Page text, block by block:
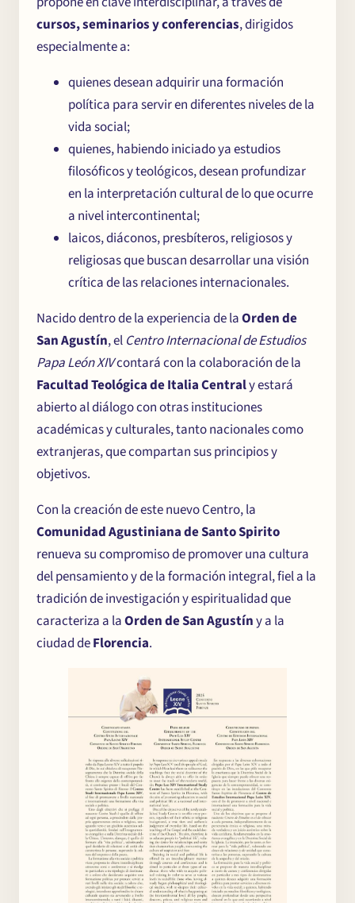
El Centro
Seminarios y
Conferencias
Noticias
Partecipa
Contacto
cursos, seminarios y conferencias, dirigidos
especialmente a:
quienes desean adquirir una formación
política para servir en diferentes niveles de la
vida social;
quienes, habiendo iniciado ya estudios
filosóficos y teológicos, desean profundizar
en la interpretación cultural de lo que ocurre
a nivel intercontinental;
laicos, diáconos, presbíteros, religiosos y
religiosas que buscan desarrollar una visión
crítica de las relaciones internacionales.
Nacido dentro de la experiencia de laOrden de
San Agustín, el Centro Internacional de Estudios
Papa León XIVcontará con la colaboración de la
Facultad Teológica de Italia Centraly estará
abierto al diálogo con otras instituciones
académicas y culturales, tanto nacionales como
extranjeras, que compartan sus principios y
objetivos.
Con la creación de este nuevo Centro, la
Comunidad Agustiniana de Santo Spirito
renueva su compromiso de promover una cultura
del pensamiento y de la formación integral, fiel a la
tradición de investigación y espiritualidad que
caracteriza a laOrden de San Agustíny a la
ciudad deFlorencia.